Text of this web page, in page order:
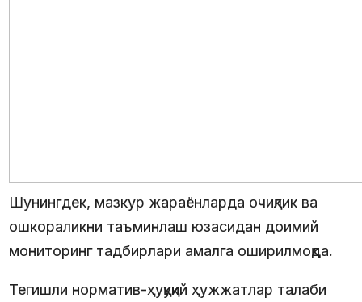
Шунингдек, мазкур жараёнларда очиқлик ва
ошкораликни таъминлаш юзасидан доимий
мониторинг тадбирлари амалга оширилмоқда.
Тегишли норматив-ҳуқуқий ҳужжатлар талаби